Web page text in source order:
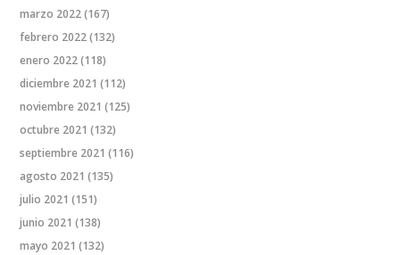
marzo 2022(167)
febrero 2022(132)
enero 2022(118)
diciembre 2021 (112)
noviembre 2021 (125)
octubre 2021 (132)
septiembre 2021 (116)
agosto 2021 (135)
julio 2021 (151)
junio 2021 (138)
mayo 2021 (132)